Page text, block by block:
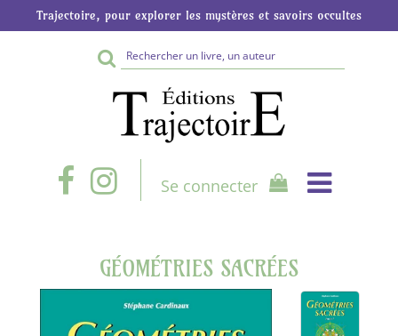
Trajectoire, pour explorer les mystères et savoirs occultes
Rechercher
sur
le
site
Se connecter
GÉOMÉTRIES SACRÉES